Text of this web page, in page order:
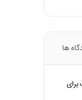
ها
برای